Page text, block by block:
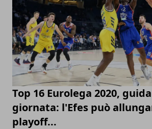
Top 16 Eurolega 2020,
giornata: l'Efes può
playoff...